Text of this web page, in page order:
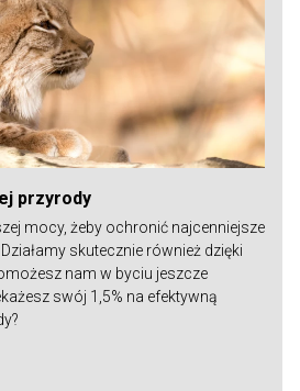
przyrody
mocy, żeby ochronić najcenniejsze
skutecznie również dzięki
nam w byciu jeszcze
swój 1,5% na efektywną